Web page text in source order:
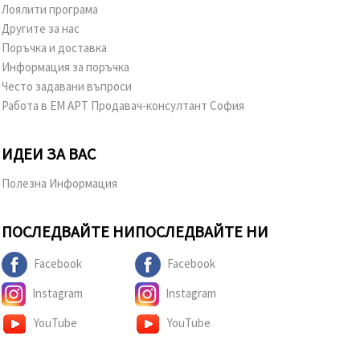
Лоялити програма
Другите за нас
Поръчка и доставка
Информация за поръчка
Често задавани въпроси
Работа в ЕМ АРТ Продавач-консултант София
ИДЕИ ЗА ВАС
Полезна Информация
ПОСЛЕДВАЙТЕ НИ
Facebook
Instagram
YouTube
ПОСЛЕДВАЙТЕ НИ
Facebook
Instagram
YouTube